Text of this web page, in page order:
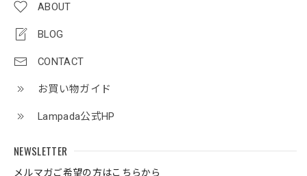
ABOUT
BLOG
CONTACT
お買い物ガイド
Lampada公式HP
NEWSLETTER
メルマガご希望の方はこちらから